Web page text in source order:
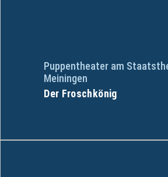
Puppentheater am
Meiningen
Der Froschkönig